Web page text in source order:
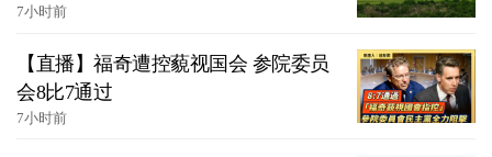
7小时前
【直播】福奇遭控藐视国会 参院委员
会8比7通过
7小时前